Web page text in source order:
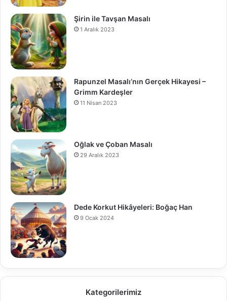
Şirin ile Tavşan Masalı
1 Aralık 2023
Rapunzel Masalı’nın Gerçek Hikayesi –
Grimm Kardeşler
11 Nisan 2023
Oğlak ve Çoban Masalı
29 Aralık 2023
Dede Korkut Hikâyeleri: Boğaç Han
9 Ocak 2024
Kategorilerimiz